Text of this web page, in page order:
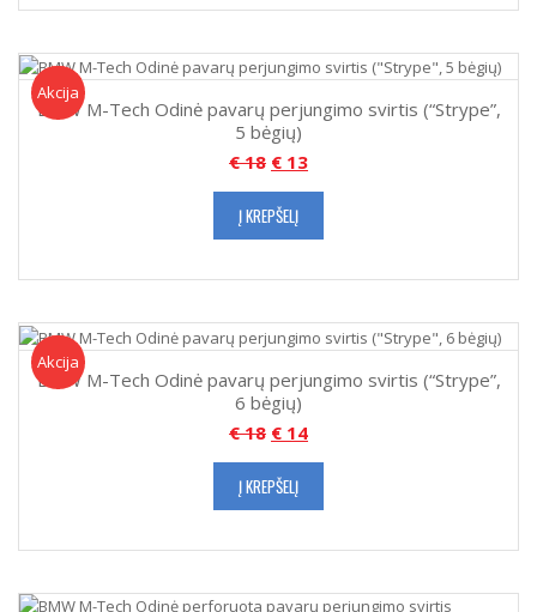
Akcija
Akcija!
BMW M-Tech Odinė pavarų perjungimo svirtis (“Strype”,
5 bėgių)
€18 € 13
Į KREPŠELĮ
Akcija
Akcija!
BMW M-Tech Odinė pavarų perjungimo svirtis (“Strype”,
6 bėgių)
€18 € 14
Į KREPŠELĮ